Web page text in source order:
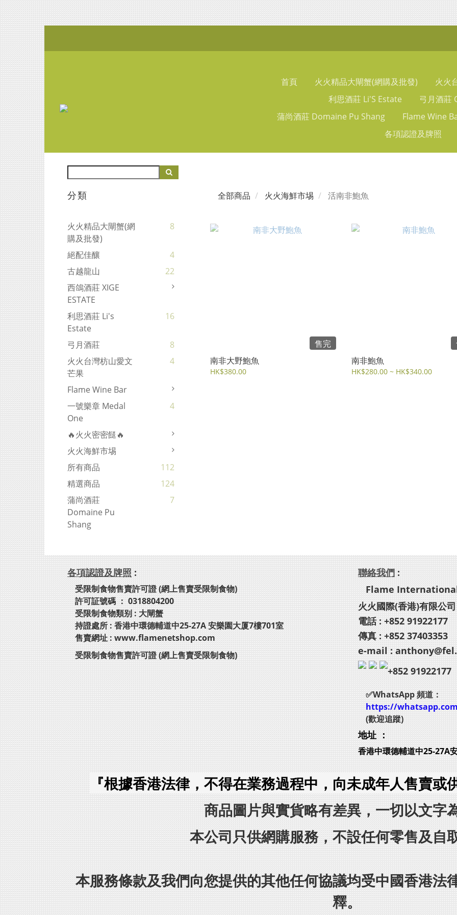
首頁 火火精品大閘蟹(網購及批發)
火火
利思酒莊 Li'S Estate
弓月酒莊
蒲尚酒莊 Domaine Pu Shang
Flame Wine
各項認證及牌照
分類
火火精品大閘蟹(網
購及批發)
8
絕配佳釀
4
古越龍山
22
西鴿酒莊 XIGE
ESTATE
利思酒莊 Li's
Estate
16
弓月酒莊
8
火火台灣枋山愛文
芒果
4
Flame Wine Bar
一號樂章 Medal
One
4
🔥火火密密餸🔥
火火海鮮市埸
所有商品
112
精選商品
124
蒲尚酒莊
Domaine Pu
Shang
7
全部商品 火火海鮮市埸 活南非鮑魚
售完
南非大野鮑魚
HK$380.00
南非鮑魚
HK$280.00 ~ HK$340.00
各項認證及牌照 :
受限制食物售賣許可證 (網上售賣受限制食物)
許可証號碼 ： 0318804200
受限制食物類别 : 大閘蟹
持證處所 : 香港中環德輔道中25-27A 安樂園大厦7樓701室
售賣網址 : www.flamenetshop.com
受限制食物售賣許可證 (網上售賣受限制食物)
聯絡我們 :
Flame
火火國際(香港)有限公司
電話 : +852 91922177
傳真 : +852 37403353
e-mail :
+852 91922177
✅WhatsApp 頻道：
https://
(歡迎追蹤)
地址 ：
香港中環德輔道中25-27A
『根據香港法律，不得在業務過程中，向未成年人售賣或
商品圖片與實貨略有差異，一切以文字
本公司只供網購服務，不設任何零售及自
本服務條款及我們向您提供的其他任何協議均受中國香港法
釋。